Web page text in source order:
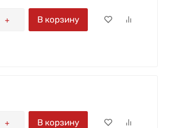
В корзину
В корзину